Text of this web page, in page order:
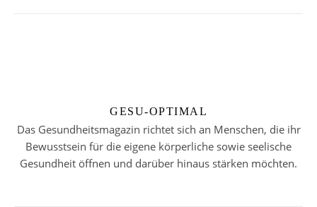
GESU-OPTIMAL
Das Gesundheitsmagazin richtet sich an Menschen, die ihr
Bewusstsein für die eigene körperliche sowie seelische
Gesundheit öffnen und darüber hinaus stärken möchten.